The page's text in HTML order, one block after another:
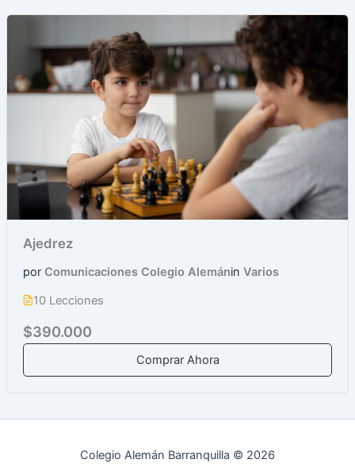
Ajedrez
por Comunicaciones Colegio Alemánin Varios
10 Lecciones
$390.000
Comprar Ahora
Colegio Alemán Barranquilla © 2026